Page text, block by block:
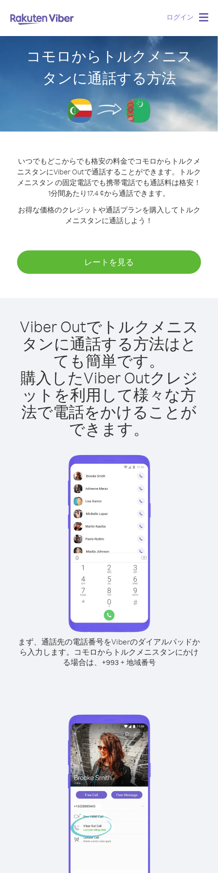
ログイン
コモロからトルクメニス
タンに通話する方法
いつでもどこからでも格安の料金でコモロからトルクメ
ニスタンにViber Outで通話することができます。
トルク
メニスタン の固定電話でも携帯電話でも通話料は格安！
1分間あたり17.4 ¢から通話できます。
お得な価格のクレジットや通話プランを購入してトルク
メニスタンに通話しよう！
レートを見る
Viber Outでトルクメニス
タンに通話する方法はと
ても簡単です。
購入したViber Outクレジ
ットを利用して様々な方
法で電話をかけることが
できます。
まず、通話先の電話番号をViberのダイアルパッドか
ら入力します。 コモロからトルクメニスタンにかけ
る場合は、
+993+ 地域番号